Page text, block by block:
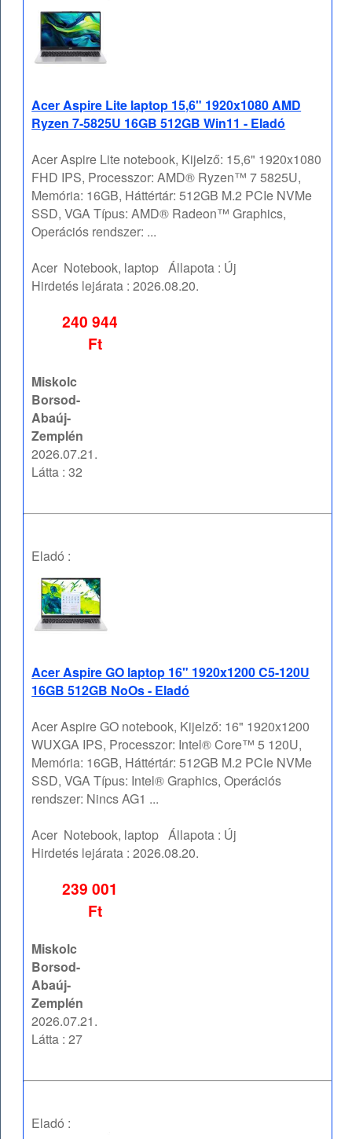
Acer Aspire Lite laptop 15,6" 1920x1080 AMD
Ryzen 7-5825U 16GB 512GB Win11 - Eladó
Acer Aspire Lite notebook, Kijelző: 15,6" 1920x1080
FHD IPS, Processzor: AMD® Ryzen™ 7 5825U,
Memória: 16GB, Háttértár: 512GB M.2 PCIe NVMe
SSD, VGA Típus: AMD® Radeon™ Graphics,
Operációs rendszer: ...
Acer Notebook, laptop Állapota : Új
Hirdetés lejárata :2026.08.20.
240 944
Ft
Miskolc
Borsod-
Abaúj-
Zemplén
2026.07.21.
Látta : 32
Eladó :
Acer Aspire GO laptop 16" 1920x1200 C5-120U
16GB 512GB NoOs - Eladó
Acer Aspire GO notebook, Kijelző: 16" 1920x1200
WUXGA IPS, Processzor: Intel® Core™ 5 120U,
Memória: 16GB, Háttértár: 512GB M.2 PCIe NVMe
SSD, VGA Típus: Intel® Graphics, Operációs
rendszer: Nincs AG1 ...
Acer Notebook, laptop Állapota : Új
Hirdetés lejárata :2026.08.20.
239 001
Ft
Miskolc
Borsod-
Abaúj-
Zemplén
2026.07.21.
Látta : 27
Eladó :